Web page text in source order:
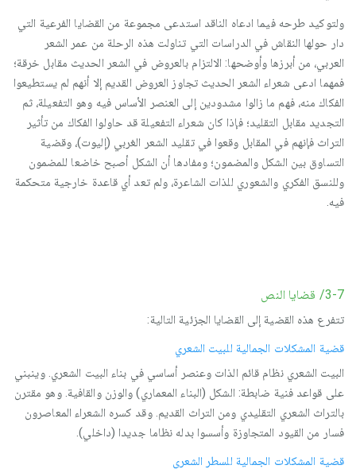
ولتوكيد طرحه فيما ادعاه الناقد استدعى مجموعة من القضايا الفرعية التي
دار حولها النقاش في الدراسات التي تناولت هذه الرحلة من عمر الشعر
العربي، من أبرزها وأوضحها: الالتزام بالعروض في الشعر الحديث مقابل خرقة؛
فمهما ادعى شعراء الشعر الحديث تجاوز العروض القديم إلا أنهم لم يستطيعوا
الفكاك منه، فهم ما زالوا مشدودين إلى العنصر الأساس فيه وهو التفعيلة، ثم
التجديد مقابل التقليد؛ فإذا كان شعراء التفعيلة قد حاولوا الفكاك من تأثير
التراث فإنهم في المقابل وقعوا في تقليد الشعر الغربي (إليوت)، وقضية
التساوق بين الشكل والمضمون؛ ومفادها أن الشكل أصبح خاضعا للمضمون
وللنسق الفكري والشعوري للذات الشاعرة، ولم تعد أي قاعدة خارجية متحكمة
فيه.
3-7/ قضايا النص
تتفرع هذه القضية إلى القضايا الجزئية التالية:
قضية المشكلات الجمالية للبيت الشعري
البيت الشعري نظام قائم الذات وعنصر أساسي في بناء البيت الشعري. وينبني
على قواعد فنية ضابطة: الشكل (البناء المعماري) والوزن والقافية. وهو مقترن
بالتراث الشعري التقليدي ومن التراث القديم. وقد كسره الشعراء المعاصرون
فسار من القيود المتجاوزة وأسسوا بدله نظاما جديدا (داخلي).
قضية المشكلات الجمالية للسطر الشعري